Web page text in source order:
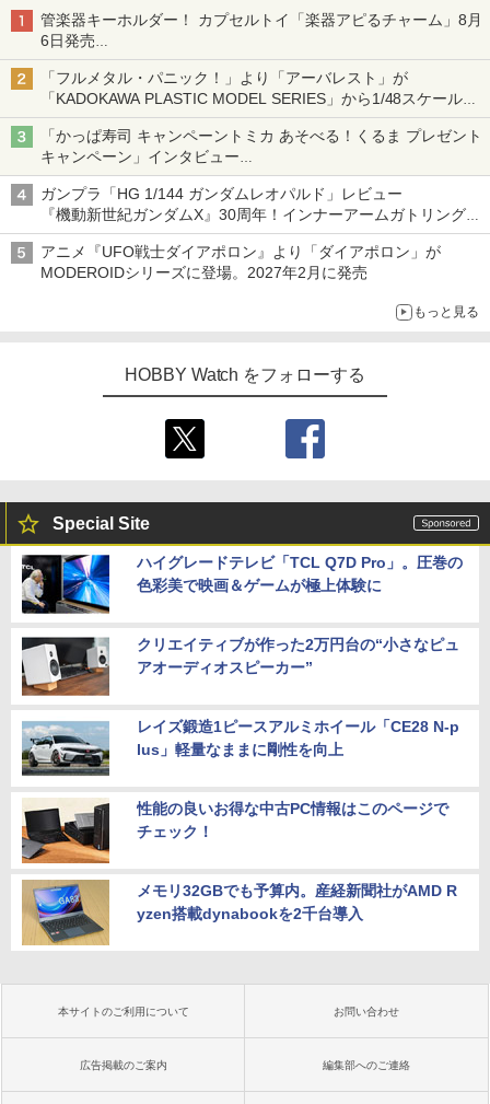
管楽器キーホルダー！ カプセルトイ「楽器アピるチャーム」8月
6日発売
チューバ、テナサクなど5種各3色
「フルメタル・パニック！」より「アーバレスト」が
「KADOKAWA PLASTIC MODEL SERIES」から1/48スケールで
登場！
「かっぱ寿司 キャンペーントミカ あそべる！くるま プレゼント
キャンペーン」インタビュー
子どもが楽しめるかっぱ寿司ならではの体験とコラボの楽しさを
追求
ガンプラ「HG 1/144 ガンダムレオパルド」レビュー
『機動新世紀ガンダムX』30周年！インナーアームガトリングの
変形機構まで再現し最新フォーマットでキット化！
アニメ『UFO戦士ダイアポロン』より「ダイアポロン」が
MODEROIDシリーズに登場。2027年2月に発売
もっと見る
HOBBY Watch をフォローする
Special Site
ハイグレードテレビ「TCL Q7D Pro」。圧巻の
色彩美で映画＆ゲームが極上体験に
クリエイティブが作った2万円台の“小さなピュ
アオーディオスピーカー”
レイズ鍛造1ピースアルミホイール「CE28 N-p
lus」軽量なままに剛性を向上
性能の良いお得な中古PC情報はこのページで
チェック！
メモリ32GBでも予算内。産経新聞社がAMD R
yzen搭載dynabookを2千台導入
本サイトのご利用について お問い合わせ
広告掲載のご案内 編集部へのご連絡